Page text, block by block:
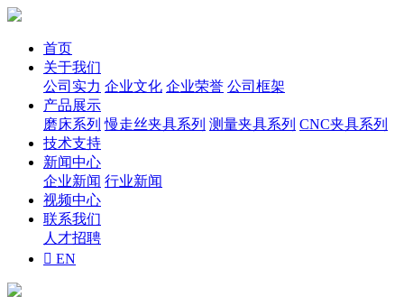
首页
关于我们
公司实力 企业文化 企业荣誉 公司框架
产品展示
磨床系列 慢走丝夹具系列 测量夹具系列 CNC夹具系列
技术支持
新闻中心
企业新闻 行业新闻
视频中心
联系我们
人才招聘
 EN